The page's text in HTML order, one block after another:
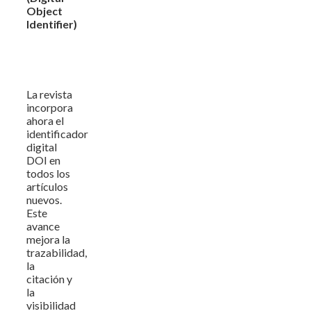
Object
Identifier)
La revista
incorpora
ahora el
identificador
digital
DOI en
todos los
artículos
nuevos.
Este
avance
mejora la
trazabilidad,
la
citación y
la
visibilidad